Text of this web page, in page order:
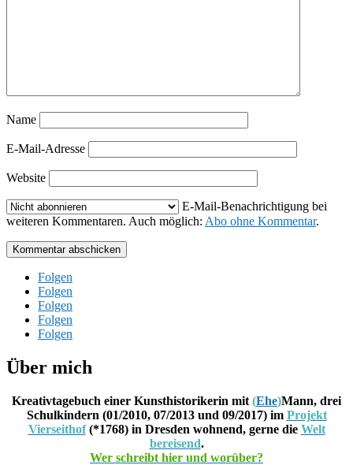
Name
E-Mail-Adresse
Website
E-Mail-Benachrichtigung bei
weiteren Kommentaren. Auch möglich: Abo ohne Kommentar.
Kommentar abschicken
Folgen
Folgen
Folgen
Folgen
Folgen
Über mich
Kreativtagebuch einer Kunsthistorikerin mit (Ehe)Mann, drei
Schulkindern (01/2010, 07/2013 und 09/2017) im Projekt
Vierseithof(*1768) in Dresden wohnend, gerne die Welt
bereisend.
Wer schreibt hier und worüber?